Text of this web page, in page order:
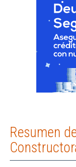
Resumen